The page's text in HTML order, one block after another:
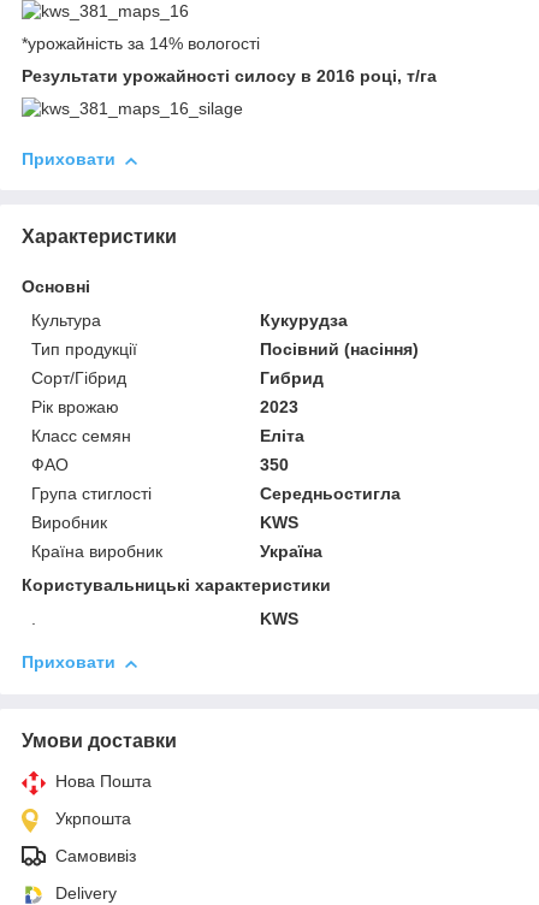
*урожайність за 14% вологості
Результати урожайності силосу в 2016 році, т/га
Приховати
Характеристики
Основні
Культура
Кукурудза
Тип продукції
Посівний (насіння)
Сорт/Гібрид
Гибрид
Рік врожаю
2023
Класс семян
Еліта
ФАО
350
Група стиглості
Середньостигла
Виробник
KWS
Країна виробник
Україна
Користувальницькі характеристики
.
KWS
Приховати
Умови доставки
Нова Пошта
Укрпошта
Самовивіз
Delivery